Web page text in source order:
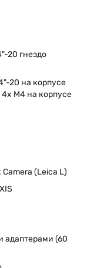
20 гнездо
20 на корпусе
M4 на корпусе
Camera (Leica L)
адаптерами (60